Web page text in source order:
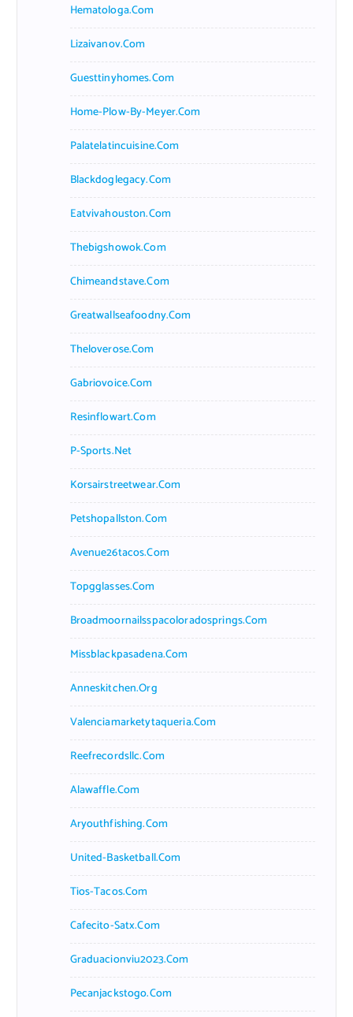
Hematologa.com
Lizaivanov.com
Guesttinyhomes.com
Home-Plow-By-Meyer.com
Palatelatincuisine.com
Blackdoglegacy.com
Eatvivahouston.com
Thebigshowok.com
Chimeandstave.com
Greatwallseafoodny.com
Theloverose.com
Gabriovoice.com
Resinflowart.com
P-Sports.net
Korsairstreetwear.com
Petshopallston.com
Avenue26tacos.com
Topgglasses.com
Broadmoornailsspacoloradosprings.com
Missblackpasadena.com
Anneskitchen.org
Valenciamarketytaqueria.com
Reefrecordsllc.com
Alawaffle.com
Aryouthfishing.com
United-Basketball.com
Tios-Tacos.com
Cafecito-Satx.com
Graduacionviu2023.com
Pecanjackstogo.com